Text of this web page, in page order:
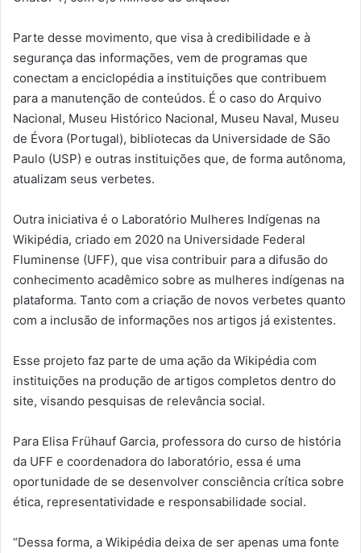
Parte desse movimento, que visa à credibilidade e à
segurança das informações, vem de programas que
conectam a enciclopédia a instituições que contribuem
para a manutenção de conteúdos. É o caso do Arquivo
Nacional, Museu Histórico Nacional, Museu Naval, Museu
de Évora (Portugal), bibliotecas da Universidade de São
Paulo (USP) e outras instituições que, de forma autônoma,
atualizam seus verbetes.
Outra iniciativa é o Laboratório Mulheres Indígenas na
Wikipédia, criado em 2020 na Universidade Federal
Fluminense (UFF), que visa contribuir para a difusão do
conhecimento acadêmico sobre as mulheres indígenas na
plataforma. Tanto com a criação de novos verbetes quanto
com a inclusão de informações nos artigos já existentes.
Esse projeto faz parte de uma ação da Wikipédia com
instituições na produção de artigos completos dentro do
site, visando pesquisas de relevância social.
Para Elisa Frühauf Garcia, professora do curso de história
da UFF e coordenadora do laboratório, essa é uma
oportunidade de se desenvolver consciência crítica sobre
ética, representatividade e responsabilidade social.
“Dessa forma, a Wikipédia deixa de ser apenas uma fonte